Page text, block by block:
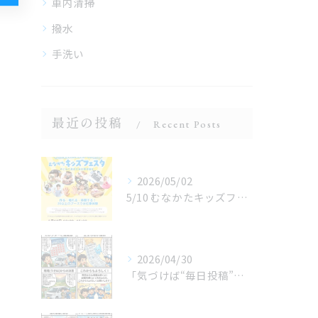
撥水
手洗い
最近の投稿 Recent Posts
2026/05/02
5/10 むなかたキッズフェスタ 子どものお仕事体験
2026/04/30
「気づけば“毎日投稿”やってました😂」